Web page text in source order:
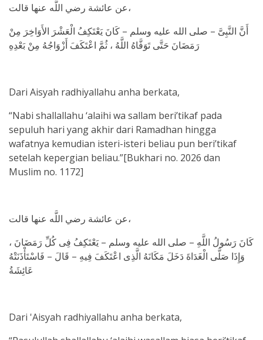
عن عائشة رضي اللَّه عنها قالت،
أَنَّ النَّبِىَّ – صلى الله عليه وسلم – كَانَ يَعْتَكِفُ الْعَشْرَ الأَوَاخِرَ مِنْ
رَمَضَانَ حَتَّى تَوَفَّاهُ اللَّهُ ، ثُمَّ اعْتَكَفَ أَزْوَاجُهُ مِنْ بَعْدِهِ
Dari Aisyah radhiyallahu anha berkata,
“Nabi shallallahu ‘alaihi wa sallam beri’tikaf pada
sepuluh hari yang akhir dari Ramadhan hingga
wafatnya kemudian isteri-isteri beliau pun beri’tikaf
setelah kepergian beliau.”[Bukhari no. 2026 dan
Muslim no. 1172]
عن عائشة رضي اللَّه عنها قالت،
كَانَ رَسُولُ اللَّهِ – صلى الله عليه وسلم – يَعْتَكِفُ فِى كُلِّ رَمَضَانَ ،
وَإِذَا صَلَّى الْغَدَاةَ دَخَلَ مَكَانَهُ الَّذِى اعْتَكَفَ فِيهِ – قَالَ – فَاسْتَأْذَنَتْهُ
عَائِشَةُ
Dari 'Aisyah radhiyallahu anha berkata,